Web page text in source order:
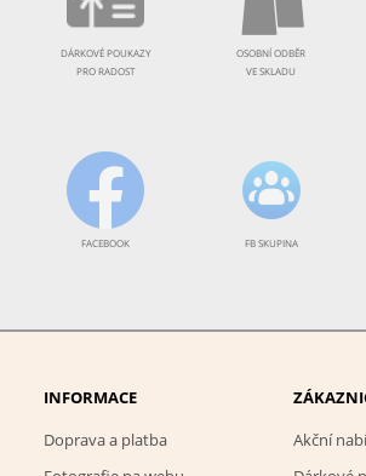
DÁRKOVÉ POUKAZY
PRO RADOST
OSOBNÍ ODBĚR
VE SKLADU
FACEBOOK FB SKUPINA
INFORMACE
Doprava a platba
Akční